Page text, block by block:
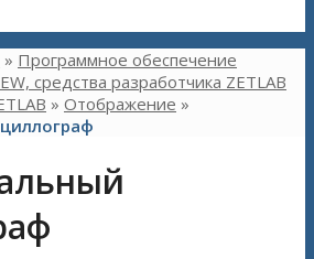
» Программное обеспечение
средства разработчика ZETLAB
» Отображение »